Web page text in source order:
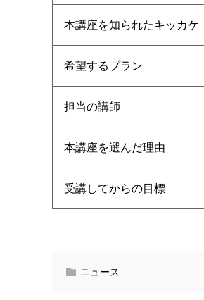
本講座を知られたキッカケ
希望するプラン
担当の講師
本講座を選んだ理由
受講してからの目標
ニュース